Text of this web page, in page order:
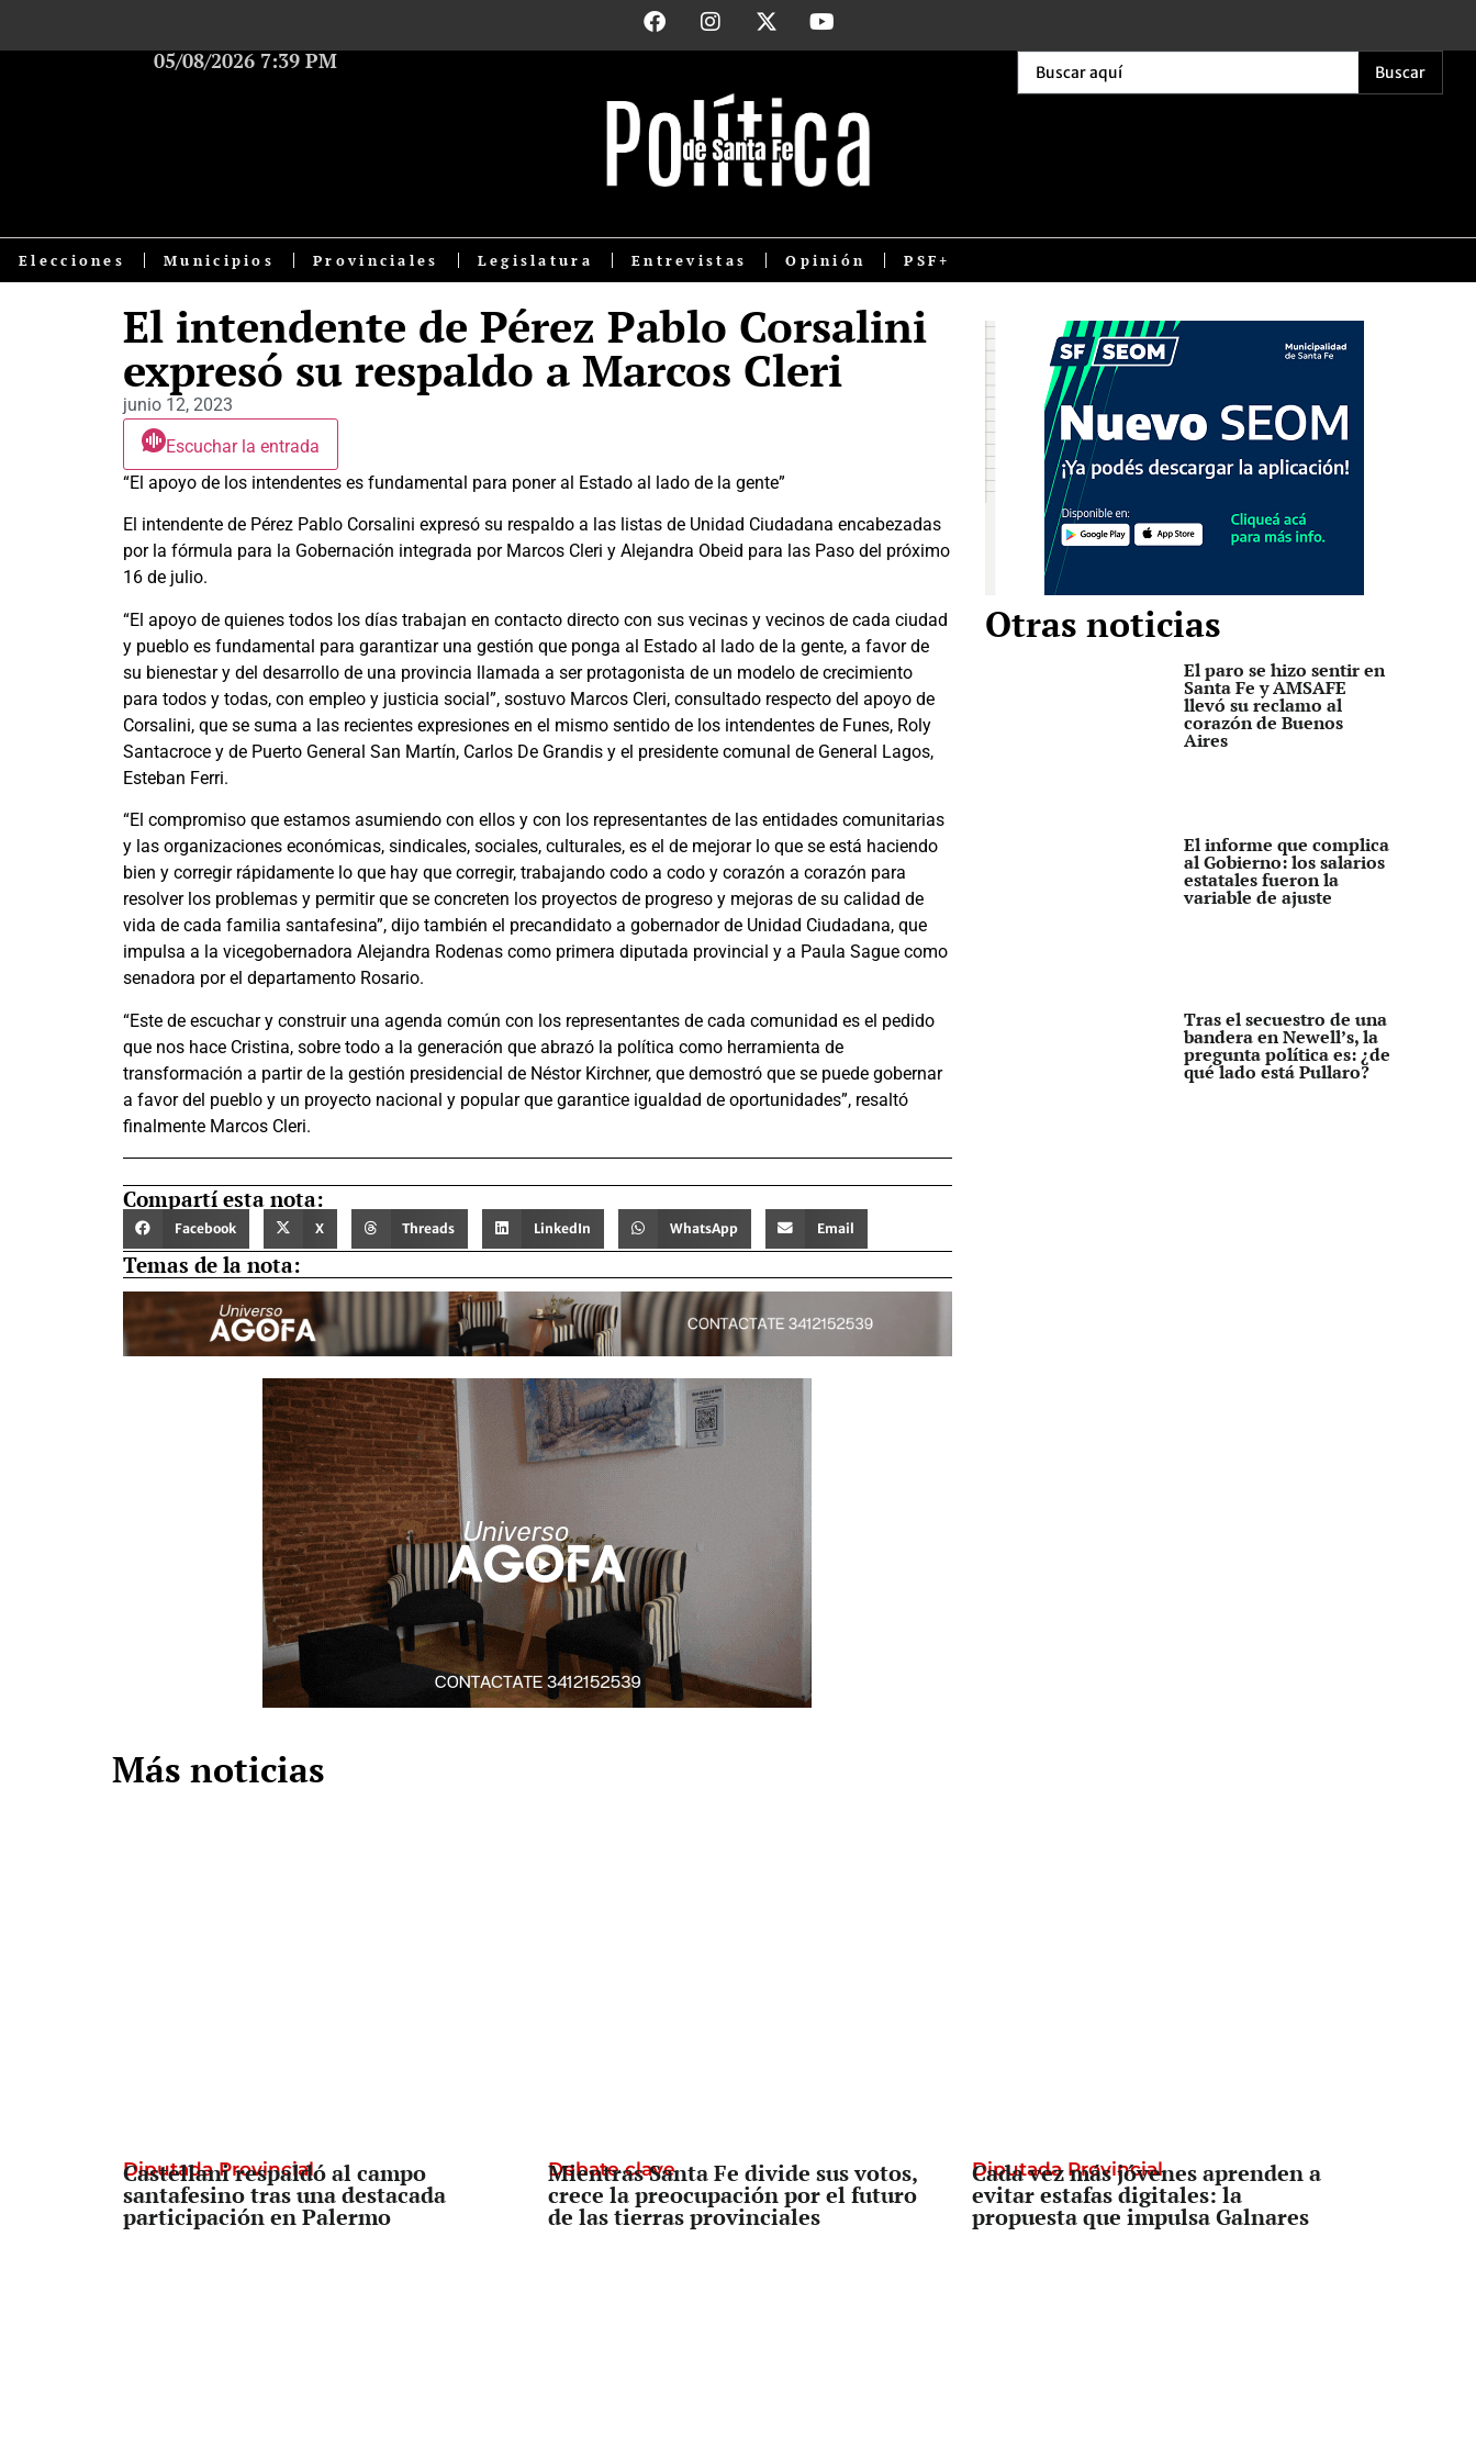
05/08/2026 7:39 PM Buscar
Elecciones Municipios Provinciales Legislatura Entrevistas Opinión PSF+
El intendente de Pérez Pablo Corsalini
expresó su respaldo a Marcos Cleri
junio 12, 2023
Escuchar la entrada
“El apoyo de los intendentes es fundamental para poner al Estado al lado de la gente”
El intendente de Pérez Pablo Corsalini expresó su respaldo a las listas de Unidad Ciudadana encabezadas
por la fórmula para la Gobernación integrada por Marcos Cleri y Alejandra Obeid para las Paso del próximo
16 de julio.
“El apoyo de quienes todos los días trabajan en contacto directo con sus vecinas y vecinos de cada ciudad
y pueblo es fundamental para garantizar una gestión que ponga al Estado al lado de la gente, a favor de
su bienestar y del desarrollo de una provincia llamada a ser protagonista de un modelo de crecimiento
para todos y todas, con empleo y justicia social”, sostuvo Marcos Cleri, consultado respecto del apoyo de
Corsalini, que se suma a las recientes expresiones en el mismo sentido de los intendentes de Funes, Roly
Santacroce y de Puerto General San Martín, Carlos De Grandis y el presidente comunal de General Lagos,
Esteban Ferri.
“El compromiso que estamos asumiendo con ellos y con los representantes de las entidades comunitarias
y las organizaciones económicas, sindicales, sociales, culturales, es el de mejorar lo que se está haciendo
bien y corregir rápidamente lo que hay que corregir, trabajando codo a codo y corazón a corazón para
resolver los problemas y permitir que se concreten los proyectos de progreso y mejoras de su calidad de
vida de cada familia santafesina”, dijo también el precandidato a gobernador de Unidad Ciudadana, que
impulsa a la vicegobernadora Alejandra Rodenas como primera diputada provincial y a Paula Sague como
senadora por el departamento Rosario.
“Este de escuchar y construir una agenda común con los representantes de cada comunidad es el pedido
que nos hace Cristina, sobre todo a la generación que abrazó la política como herramienta de
transformación a partir de la gestión presidencial de Néstor Kirchner, que demostró que se puede gobernar
a favor del pueblo y un proyecto nacional y popular que garantice igualdad de oportunidades”, resaltó
finalmente Marcos Cleri.
Compartí esta nota:
Facebook X Threads LinkedIn WhatsApp Email
Temas de la nota:
Otras noticias
El paro se hizo sentir en
Santa Fe y AMSAFE
llevó su reclamo al
corazón de Buenos
Aires
El informe que complica
al Gobierno: los salarios
estatales fueron la
variable de ajuste
Tras el secuestro de una
bandera en Newell’s, la
pregunta política es: ¿de
qué lado está Pullaro?
Más noticias
Diputada Provincial
Castellani respaldó al campo
santafesino tras una destacada
participación en Palermo
Debate clave
Mientras Santa Fe divide sus votos,
crece la preocupación por el futuro
de las tierras provinciales
Diputada Provincial
Cada vez más jóvenes aprenden a
evitar estafas digitales: la
propuesta que impulsa Galnares